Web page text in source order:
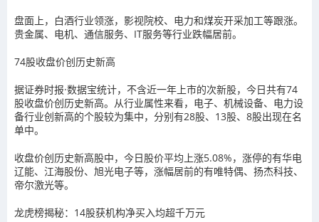
盘面上，白酒行业领涨，影视院校、电力和煤炭开采加工等跟涨。
贵金属、电机、通信服务、IT服务等行业跌幅居前。
74股收盘价创历史新高
据证券时报·数据宝统计，不含近一年上市的次新股，今日共有74
股收盘价创历史新高。从行业属性来看，电子、机械设备、电力设
备行业创新高的个股较为集中，分别有28股、13股、8股出现在名
单中。
收盘价创历史新高股中，今日股价平均上涨5.08%，涨停的有华电
辽能、江海股份、旭光电子等，涨幅居前的有唯特偶、扬杰科技、
帝尔激光等。
龙虎榜揭秘：14股获机构净买入均超千万元